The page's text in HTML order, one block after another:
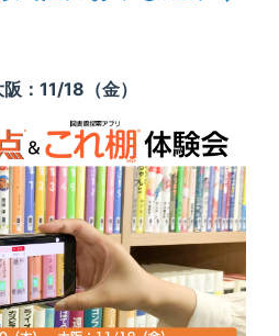
：11/18（金）